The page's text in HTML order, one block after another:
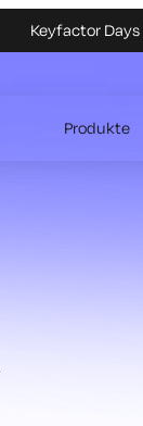
Keyfactor
Produkte